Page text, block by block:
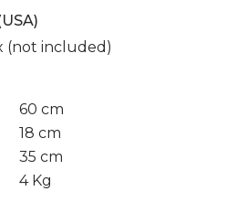
(not included)
60 cm
18 cm
35 cm
4 Kg